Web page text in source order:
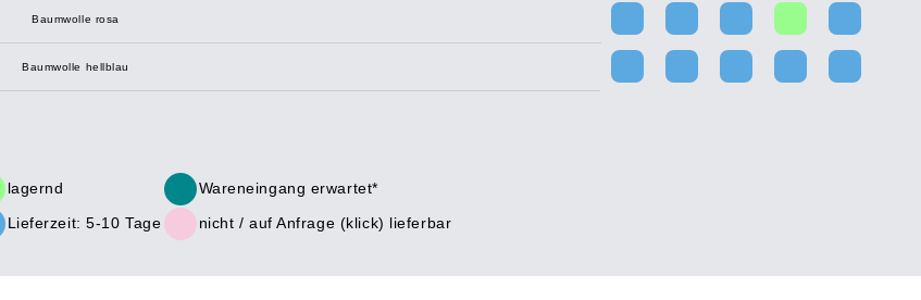
Baumwolle rosa
Baumwolle hellblau
lagernd
Wareneingang erwartet*
Lieferzeit: 5-10 Tage
nicht / auf Anfrage (klick) lieferbar